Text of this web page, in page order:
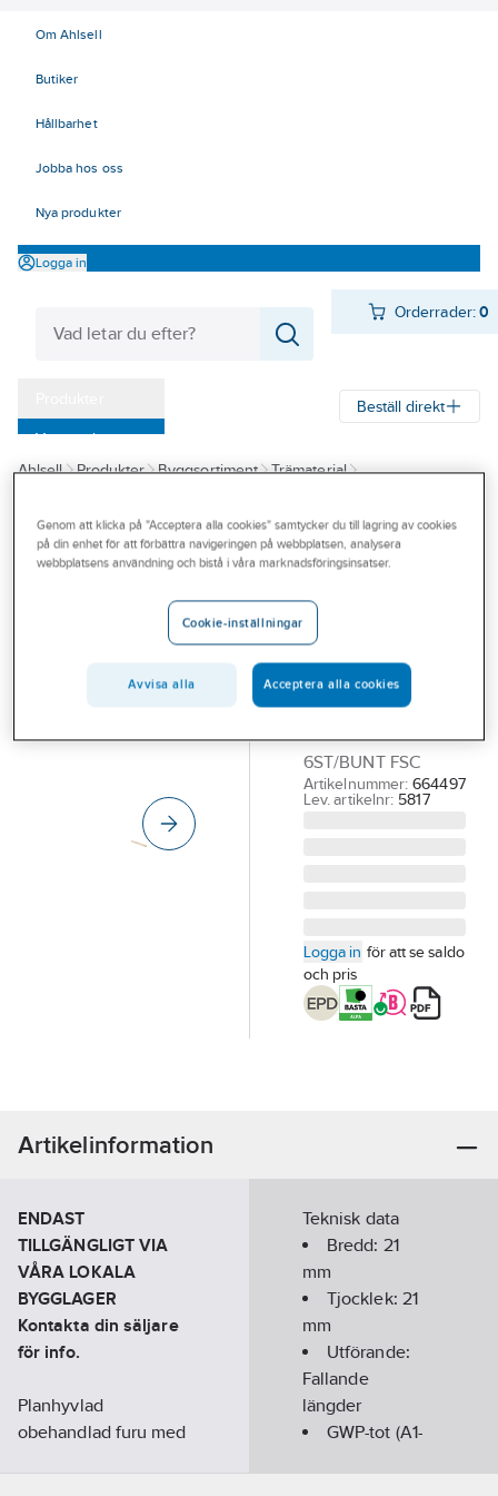
Om Ahlsell
Butiker
Hållbarhet
Jobba hos oss
Nya produkter
Logga in
Orderrader:0
Varumärken
Kampanjer
Outlet
Branscher
Beställ direkt
Ahlsell Produkter Byggsortiment
Trämaterial
Planhyvlad
Furu 21X21MM
21X21 MM OBEH.
FALLANDE
LÄNGDER
6ST/BUNT FSC
Artikelnummer: 664497
Lev. artikelnr: 5817
Logga in för att se saldo
och pris
Artikelinformation
ENDAST
TILLGÄNGLIGT VIA
VÅRA LOKALA
BYGGLAGER
Kontakta din säljare
för info.
Planhyvlad
obehandlad furu med
Teknisk data
Bredd: 21
mm
Tjocklek: 21
mm
Utförande:
Fallande
längder
GWP-tot (A1-
Genom att klicka på "Acceptera alla cookies" samtycker du till lagring av cookies
på din enhet för att förbättra navigeringen på webbplatsen, analysera
webbplatsens användning och bistå i våra marknadsföringsinsatser.
Cookie-inställningar
Avvisa alla Acceptera alla cookies